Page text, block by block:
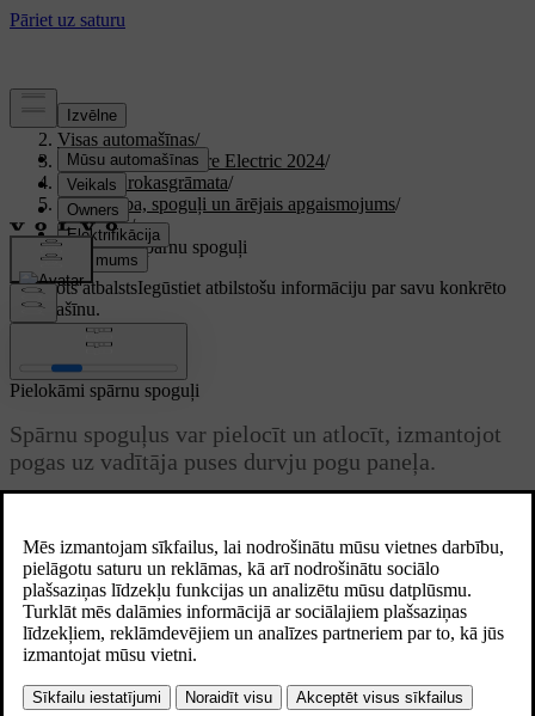
Atbalsts
Visas automašīnas/
XC40 Recharge Pure Electric 2024/
Lietotāja rokasgrāmata/
Redzamība, spoguļi un ārējais apgaismojums/
Spoguļi/
Pielokāmi spārnu spoguļi
Pielāgots atbalstsIegūstiet atbilstošu informāciju par savu konkrēto
automašīnu.
Pierakstīties
Pielokāmi spārnu spoguļi
Spārnu spoguļus var pielocīt un atlocīt, izmantojot
pogas uz vadītāja puses durvju pogu paneļa.
automašīnu stāvvietā vai braucat šaurās vietās.
Vienlaikus nospiediet un īsu brīdi turiet nospiestas pogasLun
uz vadītāja puses durvju pogu paneļa.
Spārnu spoguļu pielocīšana sāksies, kad atlaidīsiet pogas.